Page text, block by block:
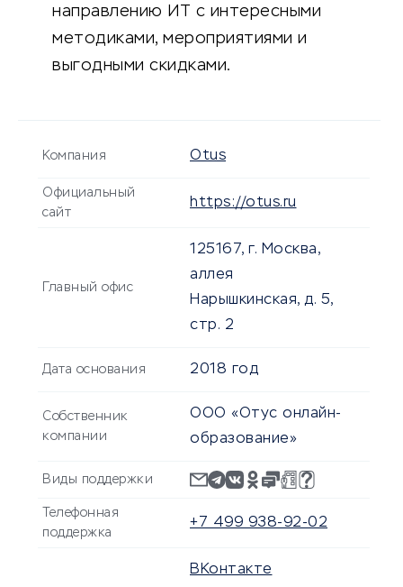
направлению ИТ с интересными
методиками, мероприятиями и
выгодными скидками.
Компания Otus
Официальный
сайт
https://otus.ru
Главный офис
125167, г. Москва,
аллея
Нарышкинская, д. 5,
стр. 2
Дата основания 2018 год
Собственник
компании
ООО «Отус онлайн-
образование»
Виды поддержки
Телефонная
поддержка
+7 499 938-92-02
ВКонтакте